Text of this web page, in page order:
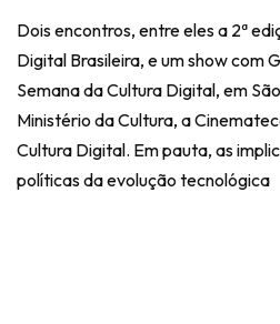
Dois encontros, entre eles a 2ª
Digital Brasileira, e um show com
Semana da Cultura Digital, em
Ministério da Cultura, a
Cultura Digital. Em pauta, as
políticas da evolução tecnológica